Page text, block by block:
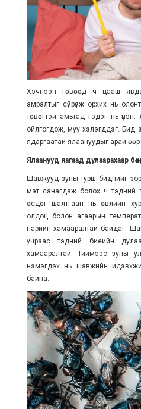
Хэчнээн гөвөөд ч цааш
амралтыг сүйрүүлж орхих нь
төвөгтэй амьтад гэдэг нь
ойлгогдож, муу хэлэгддэг. Бид
ядаргаатай ялаануудыг арай
Ялаанууд яагаад дулаарахаар
Шавжууд зуны турш биднийг
мэт санагдаж болох ч тэдний
өсдөг шалтгаан нь өвлийн
олдоц болон агаарын
нарийн хамааралтай байдаг.
учраас тэдний биеийн
хамааралтай. Тиймээс зуны
нэмэгдэх нь шавжийн
байна.